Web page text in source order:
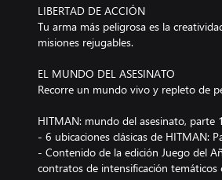
LIBERTAD DE ACCIÓN
Tu arma más peligrosa es la
misiones rejugables.
EL MUNDO DEL ASESINATO
Recorre un mundo vivo y repleto de
HITMAN: mundo del asesinato, parte
- 6 ubicaciones clásicas de HITMAN:
- Contenido de la edición Juego del
contratos de intensificación